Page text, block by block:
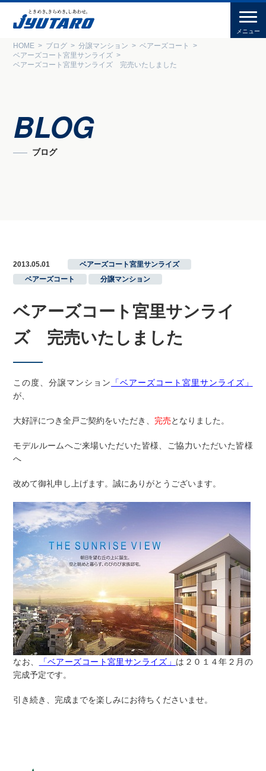
HOME ブログ 分譲マンション
ベアーズコート
ベアーズコート宮里サンライズ
ベアーズコート宮里サンライズ 完売いたしました
BLOG
ブログ
2013.05.01 ベアーズコート宮里サンライズ
ベアーズコート
分譲マンション
ベアーズコート宮里サンライ
ズ 完売いたしました
この度、分譲マンション
「ベアーズコート宮里サンライズ」
が、
大好評につき全戸ご契約をいただき、 完売となりました。
モデルルームへご来場いただいた皆様、ご協力いただいた皆様
へ
改めて御礼申し上げます。誠にありがとうございます。
なお、 「ベアーズコート宮里サンライズ」 は２０１４年２月の
完成予定です。
引き続き、完成までを楽しみにお待ちくださいませ。